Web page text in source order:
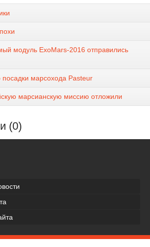
модуль ExoMars-2016 отправились
марсохода Pasteur
марсианскую миссию отложили
(0)